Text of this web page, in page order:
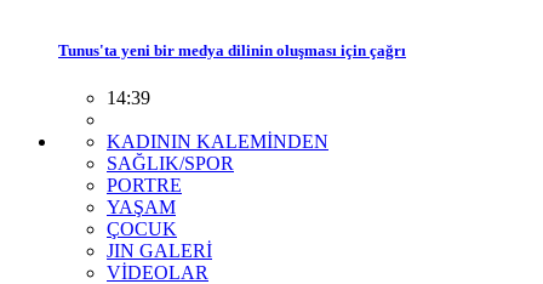
Tunus'ta yeni bir medya dilinin oluşması için çağrı
14:39
KADININ KALEMİNDEN
SAĞLIK/SPOR
PORTRE
YAŞAM
ÇOCUK
JIN GALERİ
VİDEOLAR